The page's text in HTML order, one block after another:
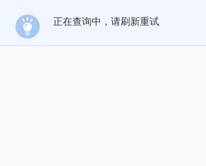
正在查询中，请刷新重试